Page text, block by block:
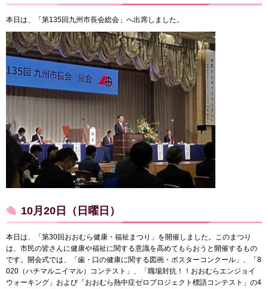
本日は、「第135回九州市長会総会」へ出席しました。
10月20日（日曜日）
本日は、「第30回おおむら健康・福祉まつり」を開催しました。このまつり
は、市民の皆さんに健康や福祉に関する意識を高めてもらおうと開催するもの
です。開会式では、「歯・口の健康に関する図画・ポスターコンクール」、「8
020（ハチマルニイマル）コンテスト」、「職場対抗！！おおむらエンジョイ
ウォーキング」および「おおむら熱中症ゼロプロジェクト標語コンテスト」の4